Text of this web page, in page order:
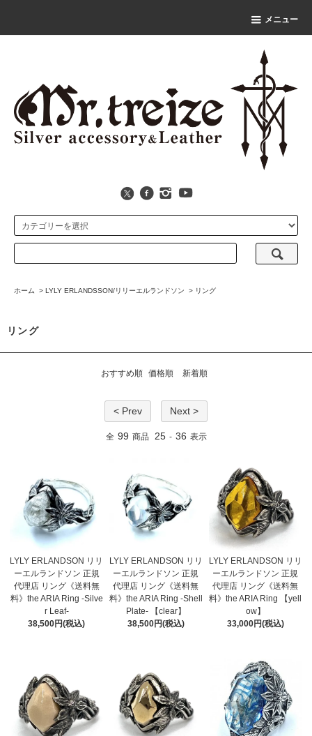
メニュー
ホーム > LYLY ERLANDSSON/リリーエルランドソン > リング
リング
おすすめ順 価格順 新着順
< Prev Next >
全 99 商品 25 - 36 表示
LYLY ERLANDSON リリ
ーエルランドソン 正規
代理店 リング《送料無
料》the ARIA Ring -Silve
r Leaf-
38,500円(税込)
LYLY ERLANDSON リリ
ーエルランドソン 正規
代理店 リング《送料無
料》the ARIA Ring -Shell
Plate- 【clear】
38,500円(税込)
LYLY ERLANDSON リリ
ーエルランドソン 正規
代理店 リング《送料無
料》the ARIA Ring 【yell
ow】
33,000円(税込)